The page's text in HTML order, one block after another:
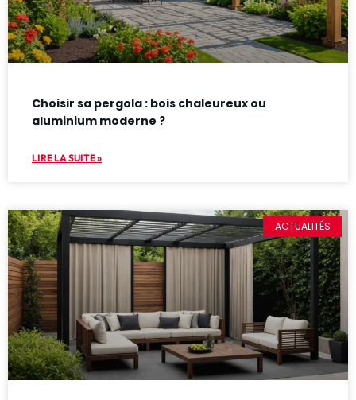
Choisir sa pergola : bois chaleureux ou
aluminium moderne ?
LIRE LA SUITE »
ACTUALITÉS